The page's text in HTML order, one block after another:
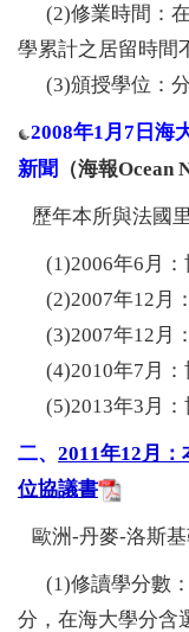
(2)修業時間：在
學累計之居留時間
(3)頒授學位：
2008年1月7日海
新聞
（海報Ocean
歷年本所與法國
(1)2006年6月：
(2)2007年12月
(3)2007年12月：
(4)2010年7月：
(5)2013年3月：
二、 2011年12月
位協議書
歐洲-丹麥-洛斯
(1)修讀學分數：
分，在海大學分含